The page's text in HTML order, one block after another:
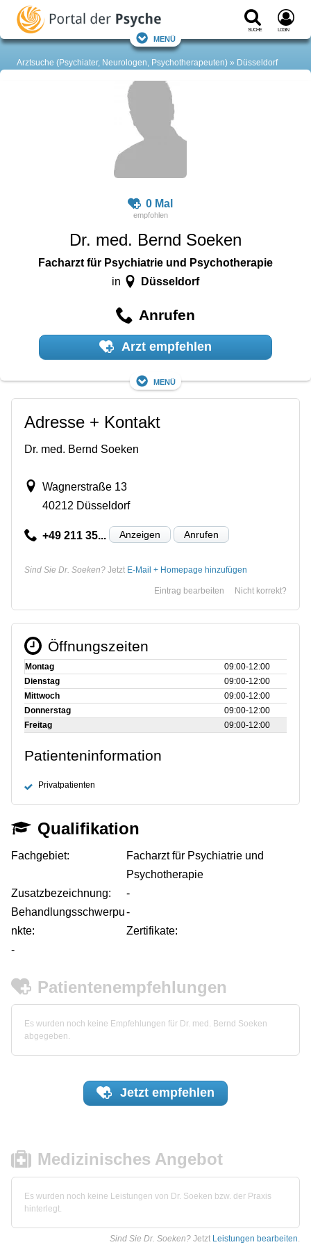
Suche Login
Menü
Arztsuche (Psychiater, Neurologen, Psychotherapeuten) Düsseldorf
0 Mal
Dr. med. Bernd Soeken
Facharzt für Psychiatrie und Psychotherapie
in Düsseldorf
Anrufen
Arzt empfehlen
Menü
Adresse + Kontakt
Dr. med. Bernd Soeken
Wagnerstraße 13
40212 Düsseldorf
+49 211 35... Anzeigen Anrufen
Sind Sie Dr. Soeken? Jetzt E-Mail + Homepage hinzufügen
Nicht korrekt?
Eintrag bearbeiten
Öffnungszeiten
Montag
09:00‑12:00
Dienstag
09:00‑12:00
Mittwoch
09:00‑12:00
Donnerstag
09:00‑12:00
Freitag
09:00‑12:00
Patienteninformation
Privatpatienten
Qualifikation
Fachgebiet:
Facharzt für Psychiatrie und
Psychotherapie
Zusatzbezeichnung:
-
Behandlungsschwerpu
nkte:
-
Zertifikate:
-
Patientenempfehlungen
Es wurden noch keine Empfehlungen für Dr. med. Bernd Soeken
abgegeben.
Jetzt empfehlen
Medizinisches Angebot
Es wurden noch keine Leistungen von Dr. Soeken bzw. der Praxis
hinterlegt.
Sind Sie Dr. Soeken? Jetzt Leistungen bearbeiten.